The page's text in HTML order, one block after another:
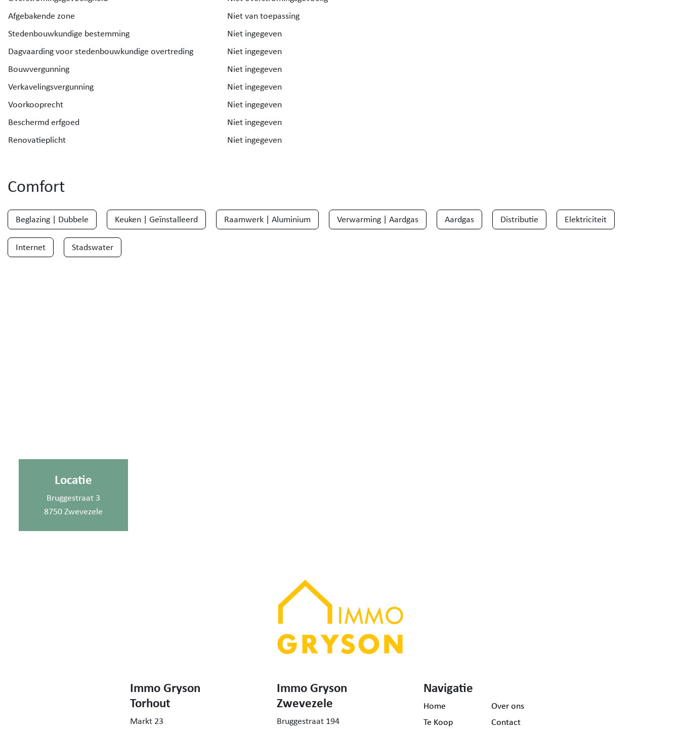
Afgebakende zone
Niet van toepassing
Stedenbouwkundige bestemming
Niet ingegeven
Dagvaarding voor stedenbouwkundige overtreding
Niet ingegeven
Bouwvergunning
Niet ingegeven
Verkavelingsvergunning
Niet ingegeven
Voorkooprecht
Niet ingegeven
Beschermd erfgoed
Niet ingegeven
Renovatieplicht
Niet ingegeven
Comfort
Beglazing | Dubbele Keuken | Geïnstalleerd Raamwerk | Aluminium Verwarming | Aardgas Aardgas Distributie Elektriciteit
Internet Stadswater
Locatie
Bruggestraat 3
8750 Zwevezele
Immo Gryson
Torhout
Markt 23
Immo Gryson
Zwevezele
Bruggestraat 194
Navigatie
Home
Te Koop
Over ons
Contact